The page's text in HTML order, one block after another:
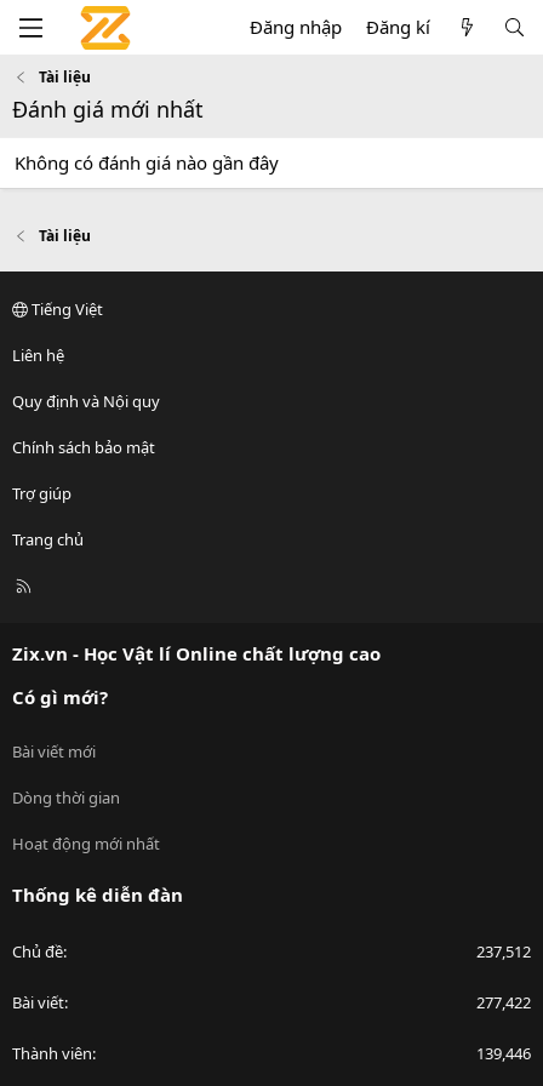
Đăng nhập Đăng kí
Tài liệu
Đánh giá mới nhất
Không có đánh giá nào gần đây
Tài liệu
Tiếng Việt
Liên hệ
Quy định và Nội quy
Chính sách bảo mật
Trợ giúp
Trang chủ
R
Zix.vn - Học Vật lí Online chất lượng cao
Có gì mới?
Bài viết mới
Dòng thời gian
Hoạt động mới nhất
Thống kê diễn đàn
Chủ đề 237,512
Bài viết 277,422
Thành viên 139,446